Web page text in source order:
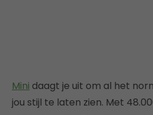
Mini daagt je uit om al het
jou stijl te laten zien. Met